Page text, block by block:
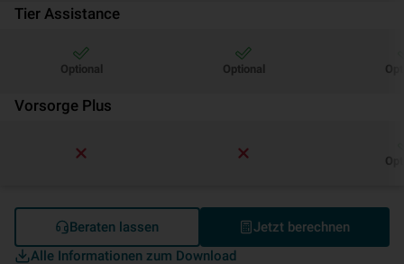
Tier Assistance
Optional Optional
Vorsorge Plus
Alle Informationen zum Download
Beraten lassen Jetzt berechnen